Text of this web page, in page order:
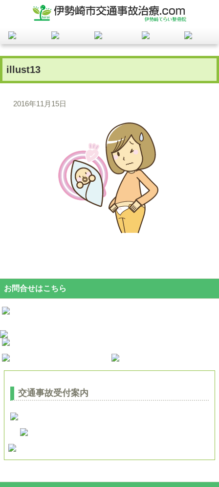
illust13
2016年11月15日
お問合せはこちら
交通事故受付案内